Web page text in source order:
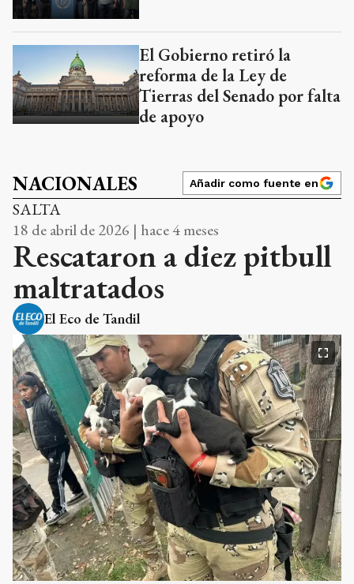
El Gobierno retiró la
reforma de la Ley de
Tierras del Senado por falta
de apoyo
NACIONALES Añadir como fuente en
SALTA
18 de abril de 2026 | hace 4 meses
Rescataron a diez pitbull
maltratados
El Eco de Tandil